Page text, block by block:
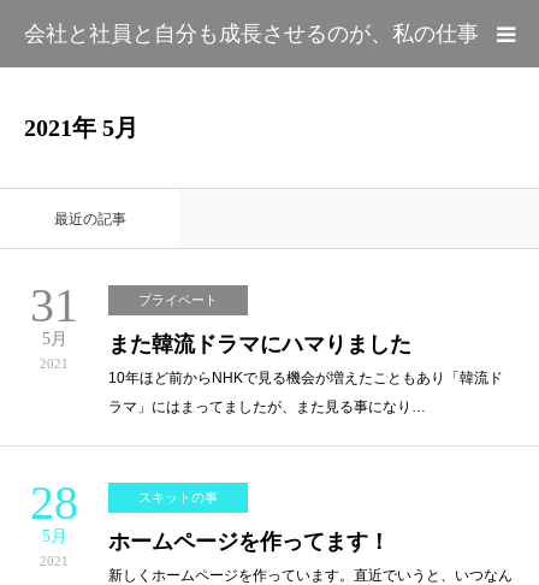
会社と社員と自分も成長させるのが、私の仕事
2021年 5月
最近の記事
31
5月
2021
プライベート
また韓流ドラマにハマりました
10年ほど前からNHKで見る機会が増えたこともあり「韓流ド
ラマ」にはまってましたが、また見る事になり…
28
5月
2021
スキットの事
ホームページを作ってます！
新しくホームページを作っています。直近でいうと、いつなん